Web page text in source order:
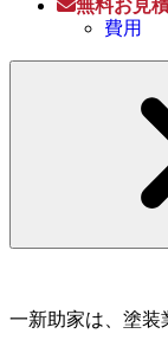
無料お見
費用
一新助家は、塗装